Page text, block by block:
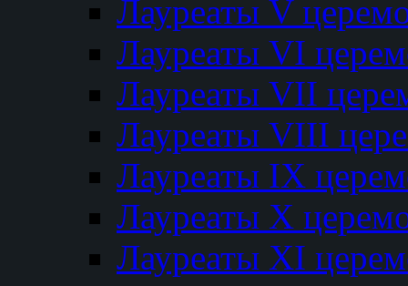
Лауреаты V
Лауреаты VI
Лауреаты VII
Лауреаты VIII
Лауреаты IX
Лауреаты Х
Лауреаты XI